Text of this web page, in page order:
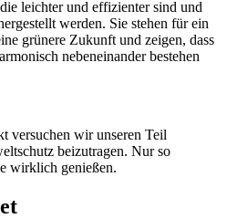
leichter und effizienter sind und
werden. Sie stehen für ein
grünere Zukunft und zeigen, dass
nebeneinander bestehen
versuchen wir unseren Teil
beizutragen. Nur so
wirklich genießen.